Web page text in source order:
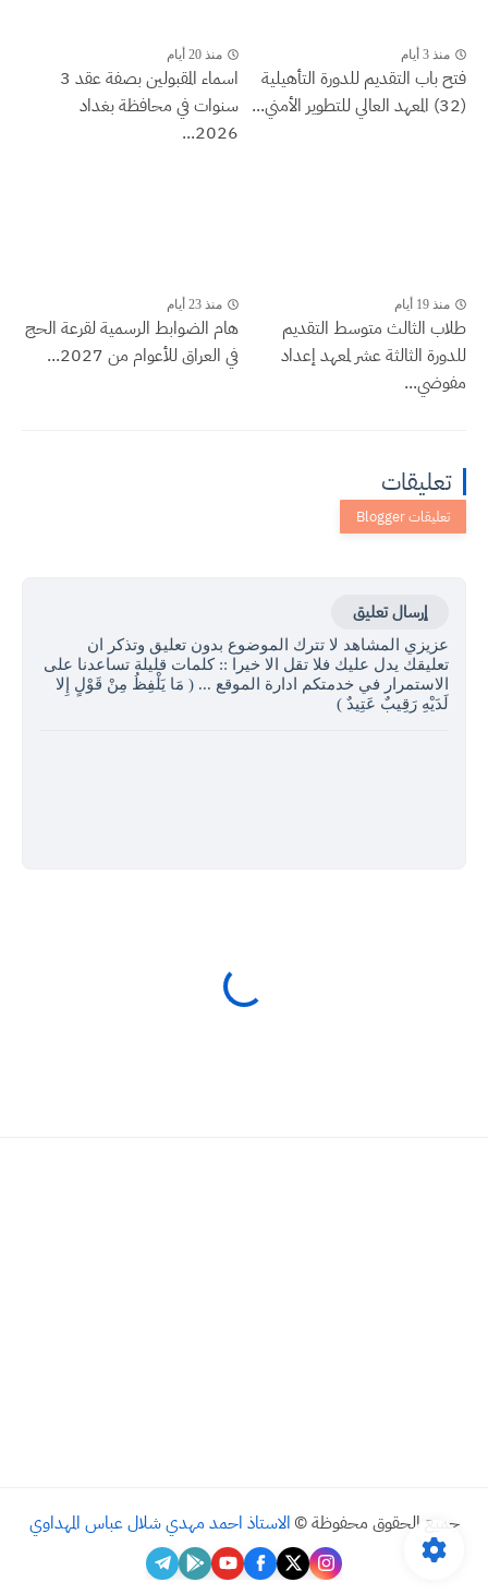
منذ 3 أيام
فتح باب التقديم للدورة التأهيلية
(32) المعهد العالي للتطوير الأمني...
منذ 20 أيام
اسماء المقبولين بصفة عقد 3
سنوات في محافظة بغداد
2026...
منذ 19 أيام
طلاب الثالث متوسط التقديم
للدورة الثالثة عشر لمعهد إعداد
مفوضي...
منذ 23 أيام
هام الضوابط الرسمية لقرعة الحج
في العراق للأعوام من 2027...
تعليقات
إرسال تعليق
عزيزي المشاهد لا تترك الموضوع بدون تعليق وتذكر ان
تعليقك يدل عليك فلا تقل الا خيرا :: كلمات قليلة تساعدنا على
الاستمرار في خدمتكم ادارة الموقع ... ( مَا يَلْفِظُ مِنْ قَوْلٍ إِلا
لَدَيْهِ رَقِيبٌ عَتِيدٌ )
جميع الحقوق محفوظة © الاستاذ احمد مهدي شلال عباس المهداوي